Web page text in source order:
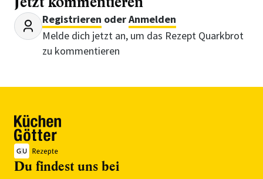
Registrieren oderAnmelden
Melde dich jetzt an, um das Rezept Quarkbrot
zu kommentieren
Du findest uns bei